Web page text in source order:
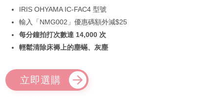
IRIS OHYAMA IC-FAC4 型號
輸入「NMG002」優惠碼額外減$25
每分鐘拍打次數達 14,000 次
輕鬆清除床褥上的塵蟎、灰塵
立即選購